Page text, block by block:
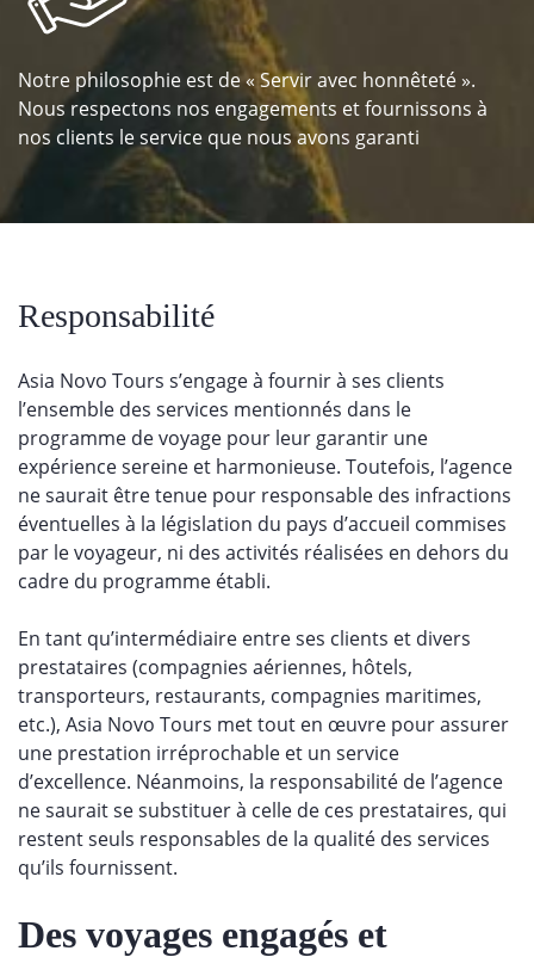
Notre philosophie est de « Servir avec honnêteté ».
Nous respectons nos engagements et fournissons à
nos clients le service que nous avons garanti
Responsabilité
Asia Novo Tours s’engage à fournir à ses clients
l’ensemble des services mentionnés dans le
programme de voyage pour leur garantir une
expérience sereine et harmonieuse. Toutefois, l’agence
ne saurait être tenue pour responsable des infractions
éventuelles à la législation du pays d’accueil commises
par le voyageur, ni des activités réalisées en dehors du
cadre du programme établi.
En tant qu’intermédiaire entre ses clients et divers
prestataires (compagnies aériennes, hôtels,
transporteurs, restaurants, compagnies maritimes,
etc.), Asia Novo Tours met tout en œuvre pour assurer
une prestation irréprochable et un service
d’excellence. Néanmoins, la responsabilité de l’agence
ne saurait se substituer à celle de ces prestataires, qui
restent seuls responsables de la qualité des services
qu’ils fournissent.
Des voyages engagés et